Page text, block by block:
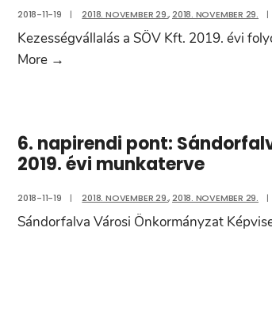
és
kulturális
értékek
Törökbecsén
(Szerbia)”
és
HUSRB/1602/31/0128
2018-11-19 | 2018. NOVEMBER 29.,2018. NOVEMBER 29. |
Kezességvállalás a SÖV Kft. 2019. évi
More →
a
SÖV
2019.
évi
6. napirendi pont:
2019. évi munkaterve
2018-11-19 | 2018. NOVEMBER 29.,2018. NOVEMBER 29. |
Sándorfalva Városi Önkormányzat